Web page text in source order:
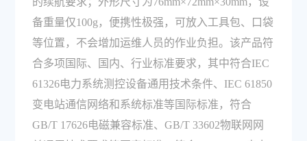
备重量仅100g，便携性极强，可放入工具包、口袋
等位置，不会增加运维人员的作业负担。该产品符
合多项国际、国内、行业标准要求，其中符合IEC
61326电力系统测控设备通用技术条件、IEC 61850
变电站通信网络和系统标准等国际标准，符合
GB/T 17626电磁兼容标准、GB/T 33602物联网网